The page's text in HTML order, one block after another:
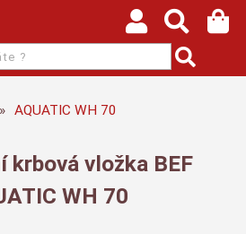
AQUATIC WH 70
krbová vložka BEF
WH 70